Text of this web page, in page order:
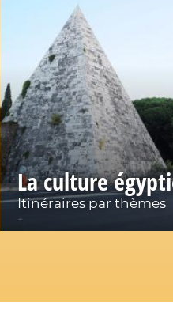
La culture
Itinéraires par thèmes